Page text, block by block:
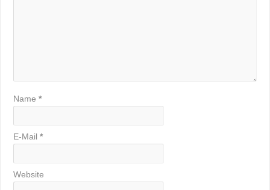
Name*
E-Mail*
Website